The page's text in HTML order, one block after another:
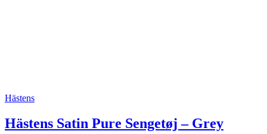
Hästens
Hästens Satin Pure Sengetøj – Grey